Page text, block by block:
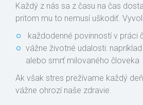
Každý z nás sa z času na čas
pritom mu to nemusí uškodiť.
každodenné povinností v práci
vážne životné udalosti:
alebo smrť milovaného človeka
Ak však stres prežívame každý
vážne ohrozí naše zdravie.